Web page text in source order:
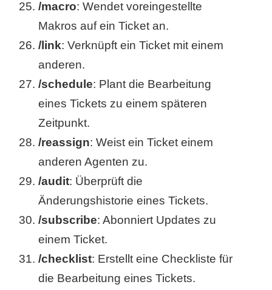
/macro: Wendet voreingestellte
Makros auf ein Ticket an.
/link: Verknüpft ein Ticket mit einem
anderen.
/schedule: Plant die Bearbeitung
eines Tickets zu einem späteren
Zeitpunkt.
/reassign: Weist ein Ticket einem
anderen Agenten zu.
/audit: Überprüft die
Änderungshistorie eines Tickets.
/subscribe: Abonniert Updates zu
einem Ticket.
/checklist: Erstellt eine Checkliste für
die Bearbeitung eines Tickets.